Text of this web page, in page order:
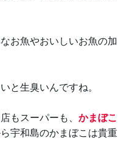
お魚やおいしいお魚の加
と生臭いんですね。
もスーパーも、 かまぼこ
宇和島のかまぼこは貴重